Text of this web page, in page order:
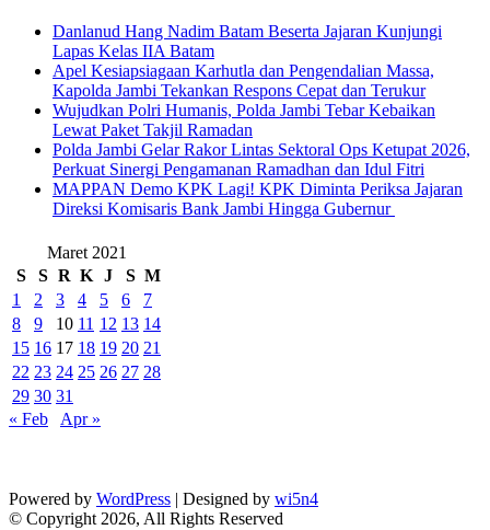
Danlanud Hang Nadim Batam Beserta Jajaran Kunjungi
Lapas Kelas IIA Batam
Apel Kesiapsiagaan Karhutla dan Pengendalian Massa,
Kapolda Jambi Tekankan Respons Cepat dan Terukur
Wujudkan Polri Humanis, Polda Jambi Tebar Kebaikan
Lewat Paket Takjil Ramadan
Polda Jambi Gelar Rakor Lintas Sektoral Ops Ketupat 2026,
Perkuat Sinergi Pengamanan Ramadhan dan Idul Fitri
‎MAPPAN Demo KPK Lagi! KPK Diminta Periksa Jajaran
Direksi Komisaris Bank Jambi Hingga Gubernur ‎
Maret 2021
S
S R K J S M
1
2 3 4 5 6
7
8
9 10 11 12 13 14
15 16 17 18 19 20 21
22 23 24 25 26 27 28
29 30 31
« Feb
Apr »
Powered by WordPress | Designed by wi5n4
© Copyright 2026, All Rights Reserved